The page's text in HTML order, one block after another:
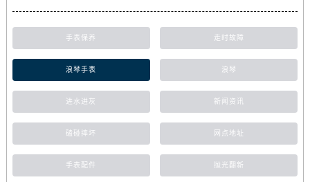
手表保养 走时故障
浪琴手表 浪琴
进水进灰 新闻资讯
磕碰摔坏 网点地址
手表配件 抛光翻新